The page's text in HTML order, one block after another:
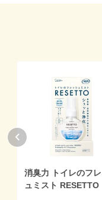
消臭力 トイレのフ
ュミスト RESETTO